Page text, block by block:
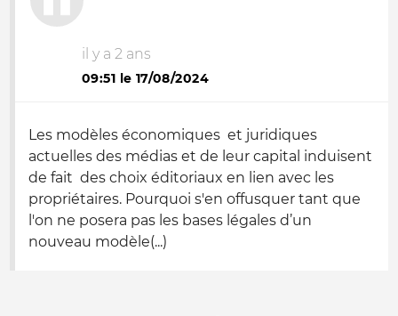
il y a 2 ans
09:51 le 17/08/2024
Les modèles économiques et juridiques
actuelles des médias et de leur capital induisent
de fait des choix éditoriaux en lien avec les
propriétaires. Pourquoi s'en offusquer tant que
l'on ne posera pas les bases légales d’un
nouveau modèle(...)